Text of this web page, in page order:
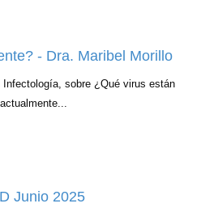
- Dra. Maribel Morillo
sobre ¿Qué virus están
Junio 2025